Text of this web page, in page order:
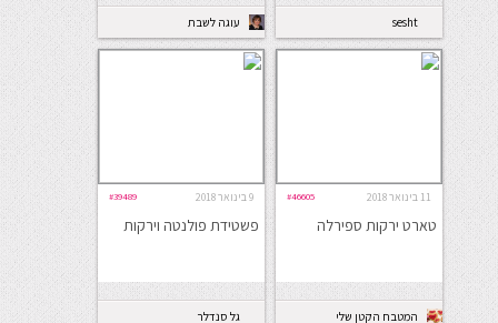
sesht עוגה לשבת
11 בינואר 2018 #46605
טארט ירקות ספירלה
המטבח הקטן שלי
9 בינואר 2018 #39489
פשטידת פולנטה וירקות
גל סנדלר